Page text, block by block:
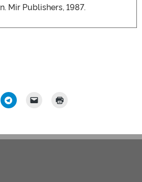
Mir Publishers, 1987.